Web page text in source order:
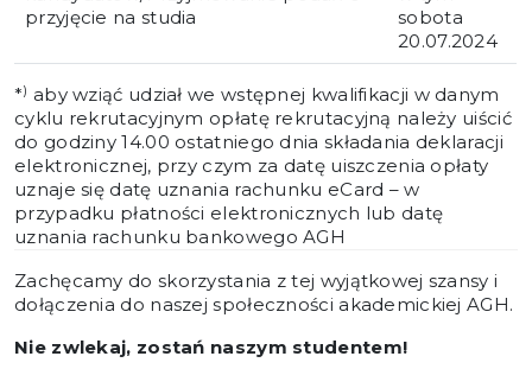
przyjęcie na studia
sobota
20.07.2024
*) aby wziąć udział we wstępnej kwalifikacji w danym
cyklu rekrutacyjnym opłatę rekrutacyjną należy uiścić
do godziny 14.00 ostatniego dnia składania deklaracji
elektronicznej, przy czym za datę uiszczenia opłaty
uznaje się datę uznania rachunku eCard – w
przypadku płatności elektronicznych lub datę
uznania rachunku bankowego AGH
Zachęcamy do skorzystania z tej wyjątkowej szansy i
dołączenia do naszej społeczności akademickiej AGH.
Nie zwlekaj, zostań naszym studentem!